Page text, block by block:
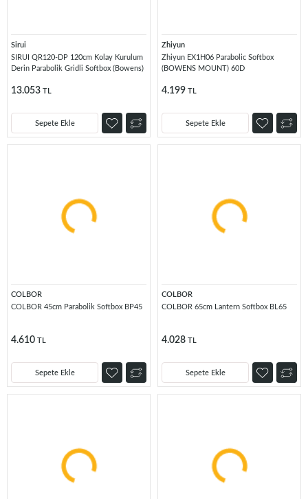
Sirui
SIRUI QR120-DP 120cm Kolay Kurulum
Derin Parabolik Gridli Softbox (Bowens)
13.053 TL
Sepete Ekle
Zhiyun
Zhiyun EX1H06 Parabolic Softbox
(BOWENS MOUNT) 60D
4.199 TL
Sepete Ekle
COLBOR
COLBOR 45cm Parabolik Softbox BP45
4.610 TL
Sepete Ekle
COLBOR
COLBOR 65cm Lantern Softbox BL65
4.028 TL
Sepete Ekle